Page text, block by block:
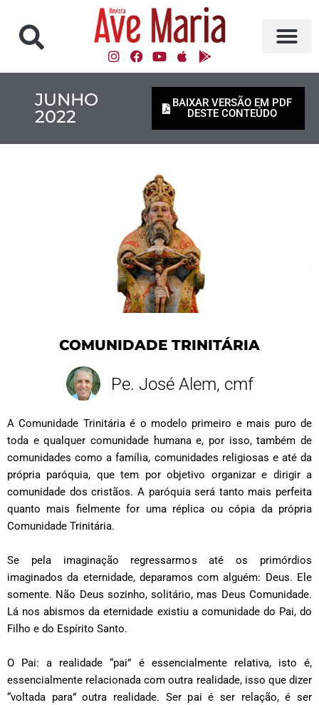
JUNHO
2022
BAIXAR VERSÃO EM PDF
DESTE CONTEÚDO
COMUNIDADE TRINITÁRIA
Pe. José Alem, cmf
A Comunidade Trinitária é o modelo primeiro e mais puro de
toda e qualquer comunidade humana e, por isso, também de
comunidades como a família, comunidades religiosas e até da
própria paróquia, que tem por objetivo organizar e dirigir a
comunidade dos cristãos. A paróquia será tanto mais perfeita
quanto mais fielmente for uma réplica ou cópia da própria
Comunidade Trinitária.
Se pela imaginação regressarmos até os primórdios
imaginados da eternidade, deparamos com alguém: Deus. Ele
somente. Não Deus sozinho, solitário, mas Deus Comunidade.
Lá nos abismos da eternidade existiu a comunidade do Pai, do
Filho e do Espírito Santo.
O Pai: a realidade “pai” é essencialmente relativa, isto é,
essencialmente relacionada com outra realidade, isso que dizer
“voltada para” outra realidade. Ser pai é ser relação, é ser